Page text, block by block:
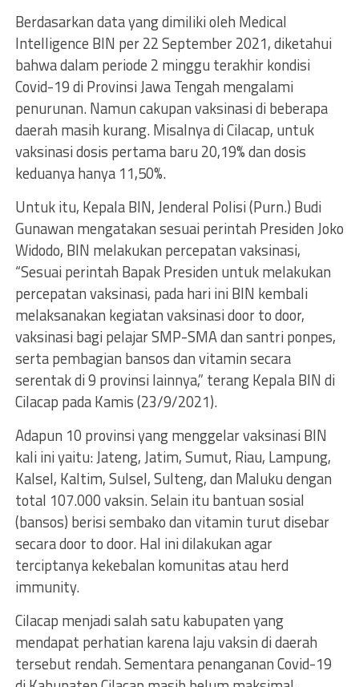
Berdasarkan data yang dimiliki oleh Medical
Intelligence BIN per 22 September 2021, diketahui
bahwa dalam periode 2 minggu terakhir kondisi
Covid-19 di Provinsi Jawa Tengah mengalami
penurunan. Namun cakupan vaksinasi di beberapa
daerah masih kurang. Misalnya di Cilacap, untuk
vaksinasi dosis pertama baru 20,19% dan dosis
keduanya hanya 11,50%.
Untuk itu, Kepala BIN, Jenderal Polisi (Purn.) Budi
Gunawan mengatakan sesuai perintah Presiden Joko
Widodo, BIN melakukan percepatan vaksinasi,
“Sesuai perintah Bapak Presiden untuk melakukan
percepatan vaksinasi, pada hari ini BIN kembali
melaksanakan kegiatan vaksinasi door to door,
vaksinasi bagi pelajar SMP-SMA dan santri ponpes,
serta pembagian bansos dan vitamin secara
serentak di 9 provinsi lainnya,” terang Kepala BIN di
Cilacap pada Kamis (23/9/2021).
Adapun 10 provinsi yang menggelar vaksinasi BIN
kali ini yaitu: Jateng, Jatim, Sumut, Riau, Lampung,
Kalsel, Kaltim, Sulsel, Sulteng, dan Maluku dengan
total 107.000 vaksin. Selain itu bantuan sosial
(bansos) berisi sembako dan vitamin turut disebar
secara door to door. Hal ini dilakukan agar
terciptanya kekebalan komunitas atau herd
immunity.
Cilacap menjadi salah satu kabupaten yang
mendapat perhatian karena laju vaksin di daerah
tersebut rendah. Sementara penanganan Covid-19